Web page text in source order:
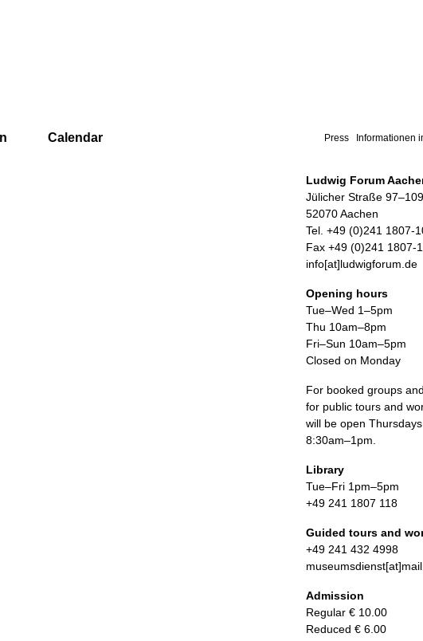
Calendar Press Informationen
Ludwig Forum
Jülicher Straße 97–109
52070 Aachen
Tel. +49 (0)241 1807-
Fax +49 (0)241 1807-
info[at]ludwigforum.de
Opening hours
Tue–Wed 1–5pm
Thu 10am–8pm
Fri–Sun 10am–5pm
Closed on Monday
For booked groups
for public tours and
will be open
8:30am–1pm.
Library
Tue–Fri 1pm–5pm
+49 241 1807 118
Guided tours and
+49 241 432 4998
Admission
Regular € 10.00
Reduced € 6.00